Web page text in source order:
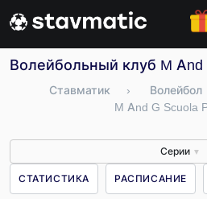
Волейбольный клуб M And
Ставматик › Волейбол
M And G Scuola
Серии ▼
СТАТИСТИКА РАСПИСАНИЕ